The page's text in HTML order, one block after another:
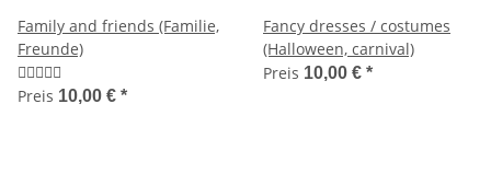
Family and friends (Familie,
Freunde)
Preis 10,00 € *
Fancy dresses / costumes
(Halloween, carnival)
Preis 10,00 € *